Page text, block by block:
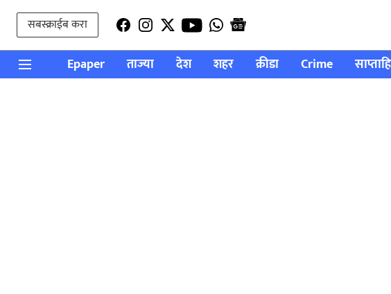
सबस्क्राईब करा
Epaper ताज्या देश शहर क्रीडा Crime